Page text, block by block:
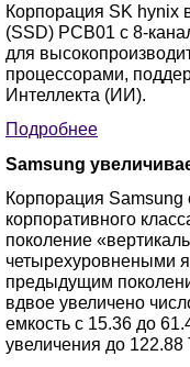
Корпорация SK hynix
(SSD) PCB01 с 8-
для
процессорами,
Интеллекта (ИИ).
Подробнее
Samsung
Корпорация Samsung
корпоративного
поколение
четырехуровнеными
предыдущим
вдвое увеличено
емкость с 15.36 до
увеличения до 122.88